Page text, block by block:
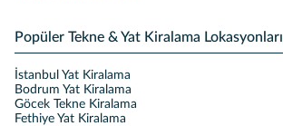
Popüler Tekne & Yat Kiralama Lokasyonları
İstanbul Yat Kiralama
Bodrum Yat Kiralama
Göcek Tekne Kiralama
Fethiye Yat Kiralama